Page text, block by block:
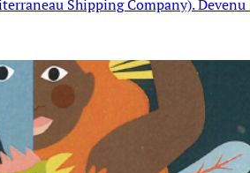
Shipping Company). Devenu